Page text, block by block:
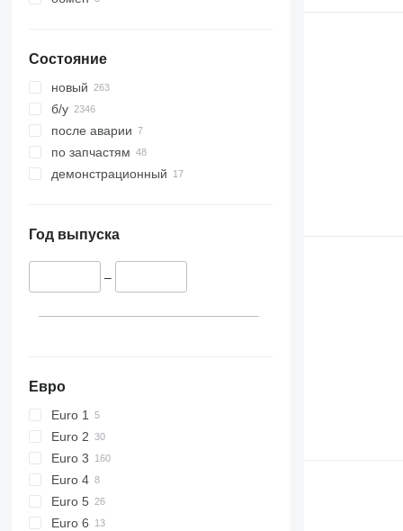
Состояние
новый
б/у
после аварии
по запчастям
демонстрационный
Год выпуска
–
Евро
Euro 1
Euro 2
Euro 3
Euro 4
Euro 5
Euro 6